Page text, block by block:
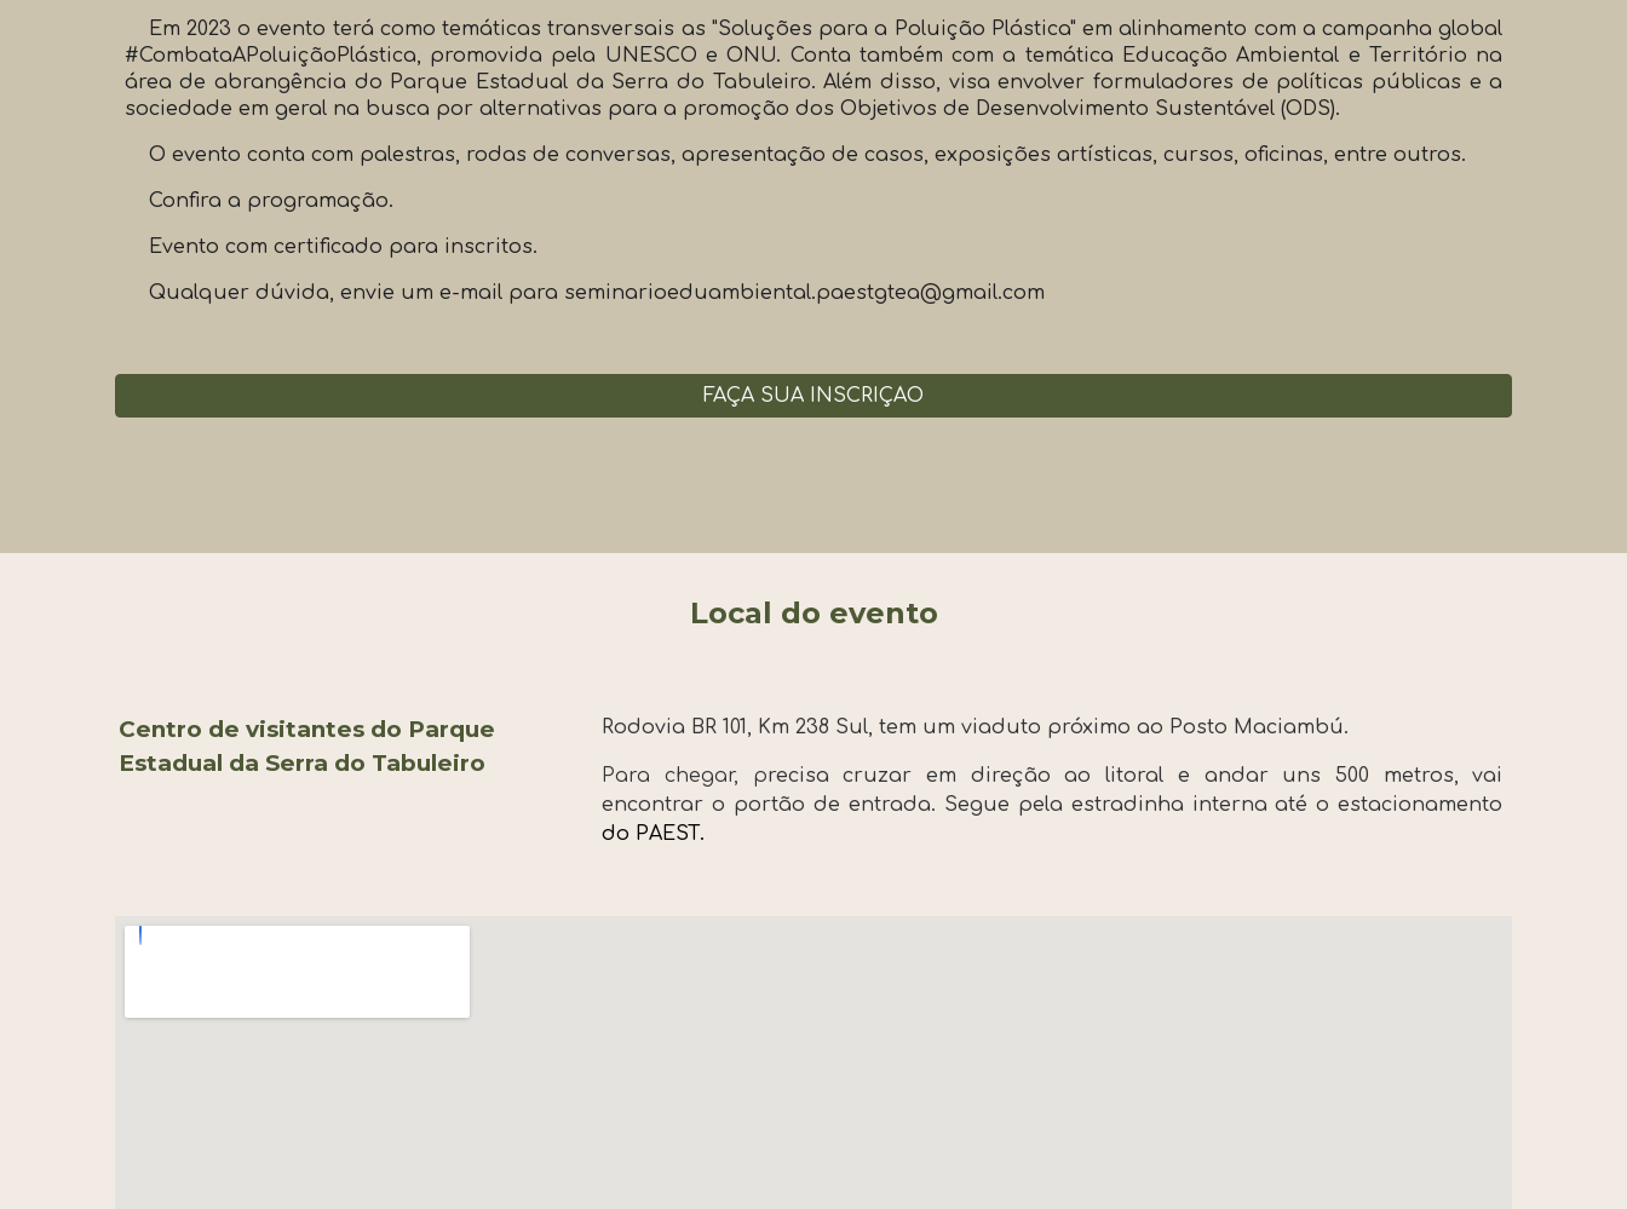
Em 2023 o evento terá como temáticas transversais as "Soluções para a Poluição Plástica" em alinhamento com a campanha global
#CombataAPoluiçãoPlástica, promovida pela UNESCO e ONU. Conta também com a temática Educação Ambiental e Território na
área de abrangência do Parque Estadual da Serra do Tabuleiro. Além disso, visa envolver formuladores de políticas públicas e a
sociedade em geral na busca por alternativas para a promoção dos Objetivos de Desenvolvimento Sustentável (ODS).
O evento conta com palestras, rodas de conversas, apresentação de casos, exposições artísticas, cursos, oficinas, entre outros.
Confira a programação.
Evento com certificado para inscritos.
Qualquer dúvida, envie um e-mail para seminarioeduambiental.paestgtea@gmail.com
FAÇA SUA INSCRIÇÃO
Local do evento
Centro de visitantes do Parque
Estadual da Serra do Tabuleiro
Rodovia BR 101, Km 238 Sul, tem um viaduto próximo ao Posto Maciambú.
Para chegar, precisa cruzar em direção ao litoral e andar uns 500 metros, vai
encontrar o portão de entrada. Segue pela estradinha interna até o estacionamento
do PAEST.